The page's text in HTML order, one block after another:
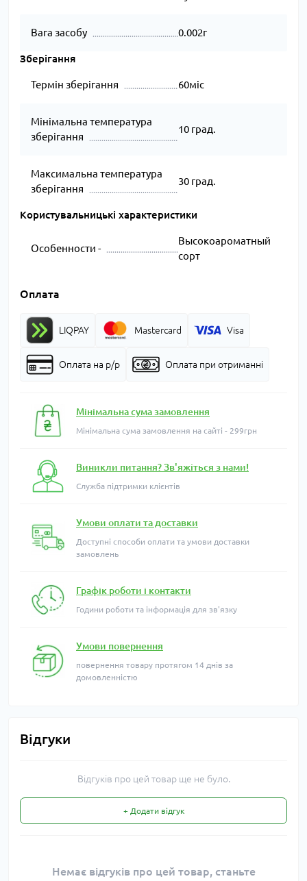
Вага засобу 0.002г
Зберігання
Термін зберігання 60міс
Мінімальна температура
зберігання
10 град.
Максимальна температура
зберігання
30 град.
Користувальницькі характеристики
Особенности -
Высокоароматный
сорт
Оплата
LIQPAY Mastercard Visa
Оплата на р/р Оплата при отриманні
Мінімальна сума замовлення
Мінімальна сума замовлення на сайті - 299грн
Виникли питання? Зв'яжіться з нами!
Служба підтримки клієнтів
Умови оплати та доставки
Доступні способи оплати та умови доставки
замовлень
Графік роботи і контакти
Години роботи та інформація для зв'язку
Умови повернення
повернення товару протягом 14 днів за
домовленністю
Відгуки
Відгуків про цей товар ще не було.
+ Додати відгук
Немає відгуків про цей товар, станьте